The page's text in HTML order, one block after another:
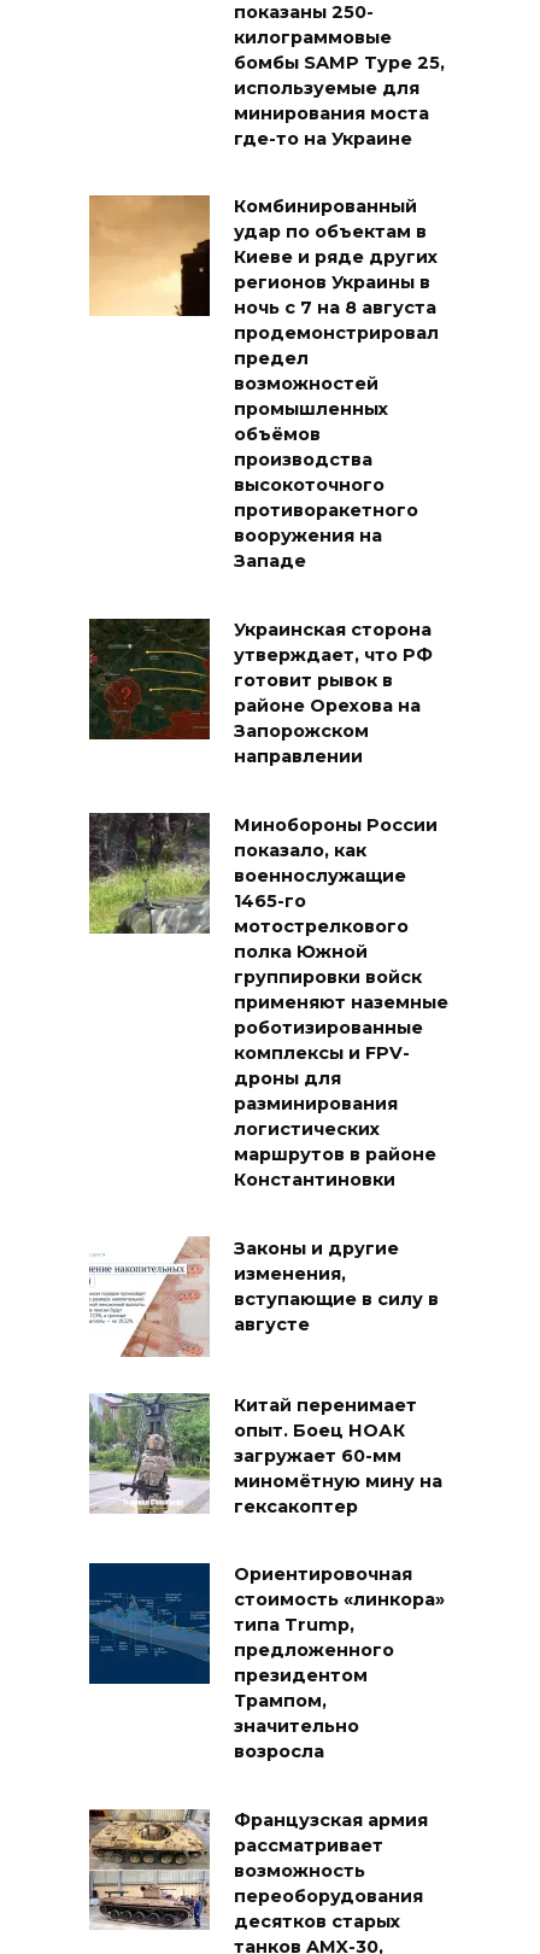
показаны 250-
килограммовые
бомбы SAMP Type 25,
используемые для
минирования моста
где-то на Украине
Комбинированный
удар по объектам в
Киеве и ряде других
регионов Украины в
ночь с 7 на 8 августа
продемонстрировал
предел
возможностей
промышленных
объёмов
производства
высокоточного
противоракетного
вооружения на
Западе
Украинская сторона
утверждает, что РФ
готовит рывок в
районе Орехова на
Запорожском
направлении
Минобороны России
показало, как
военнослужащие
1465-го
мотострелкового
полка Южной
группировки войск
применяют наземные
роботизированные
комплексы и FPV-
дроны для
разминирования
логистических
маршрутов в районе
Константиновки
Законы и другие
изменения,
вступающие в силу в
августе
Китай перенимает
опыт. Боец НОАК
загружает 60-мм
миномётную мину на
гексакоптер
Ориентировочная
стоимость «линкора»
типа Trump,
предложенного
президентом
Трампом,
значительно
возросла
Французская армия
рассматривает
возможность
переоборудования
десятков старых
танков AMX-30,